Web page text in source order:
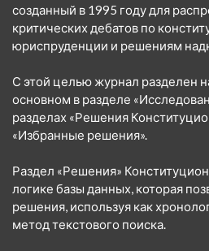
созданный в 1995 году для
критических дебатов по
юриспруденции и решениям
С этой целью журнал разделен
основном в разделе
разделах «Решения
«Избранные решения».
Раздел «Решения»
логике базы данных, которая
решения, используя как
метод текстового поиска.